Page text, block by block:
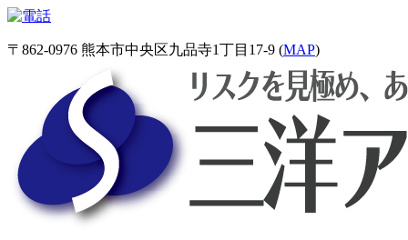
〒862-0976 熊本市中央区九品寺1丁目17-9 (MAP)